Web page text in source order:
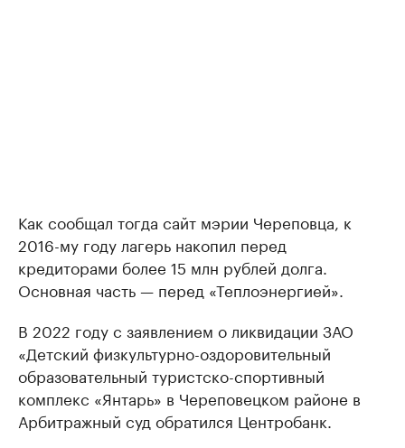
Как сообщал тогда сайт мэрии Череповца, к
2016-му году лагерь накопил перед
кредиторами более 15 млн рублей долга.
Основная часть — перед «Теплоэнергией».
В 2022 году с заявлением о ликвидации ЗАО
«Детский физкультурно-оздоровительный
образовательный туристско-спортивный
комплекс «Янтарь» в Череповецком районе в
Арбитражный суд обратился Центробанк.